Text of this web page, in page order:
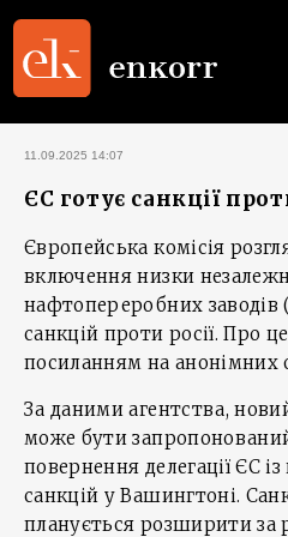
11.09.2025 14:07
ЄС готує санкції
Європейська комісія
включення низки
нафтопереробних заводів
санкцій проти росії. Про
посиланням на анонімних
За даними агентства,
може бути
повернення делегації ЄС
санкцій у Вашингтоні.
планується розширити за